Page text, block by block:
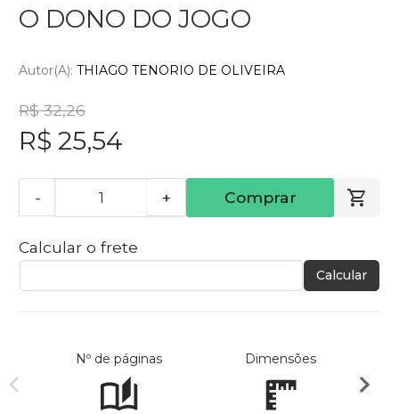
O DONO DO JOGO
Autor(a): THIAGO TENORIO DE OLIVEIRA
R$ 32,26
R$ 25,54
- + Comprar
Calcular o frete
Calcular
Nº de páginas Dimensões